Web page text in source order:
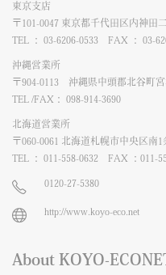
東京支店
〒101-0047 東京都千代田区内神田
TEL ： 03-6206-0533 FAX ： 03-
沖縄営業所
〒904-0113 沖縄県中頭郡北谷町宮
TEL /FAX： 098-914-3690
北海道営業所
〒060-0061 北海道札幌市中央区南
TEL ： 011-558-0632 FAX ：011-
0120-27-5380
http://www.koyo-eco.net
About KOYO-